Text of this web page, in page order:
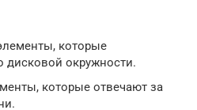
которые
дисковой окружности.
которые отвечают за